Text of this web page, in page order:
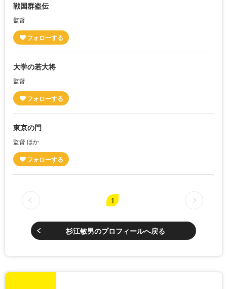
戦国群盗伝
監督
大学の若大将
監督
東京の門
監督 ほか
1
杉江敏男のプロフィールへ戻る